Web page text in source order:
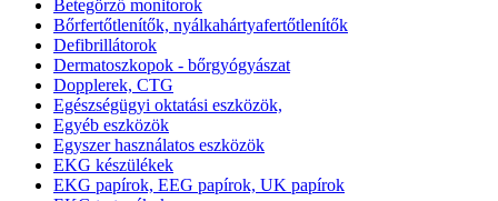
Betegörző monitorok
Bőrfertőtlenítők, nyálkahártyafertőtlenítők
Defibrillátorok
Dermatoszkopok - bőrgyógyászat
Dopplerek, CTG
Egészségügyi oktatási eszközök,
Egyéb eszközök
Egyszer használatos eszközök
EKG készülékek
EKG papírok, EEG papírok, UK papírok